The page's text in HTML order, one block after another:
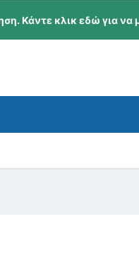
Κάντε κλικ εδώ για να